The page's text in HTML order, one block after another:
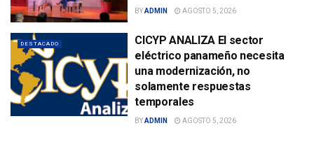
BYADMIN AGOSTO 5, 2026
DESTACADO
CICYP ANALIZA El sector
eléctrico panameño necesita
una modernización, no
solamente respuestas
temporales
BYADMIN AGOSTO 5, 2026